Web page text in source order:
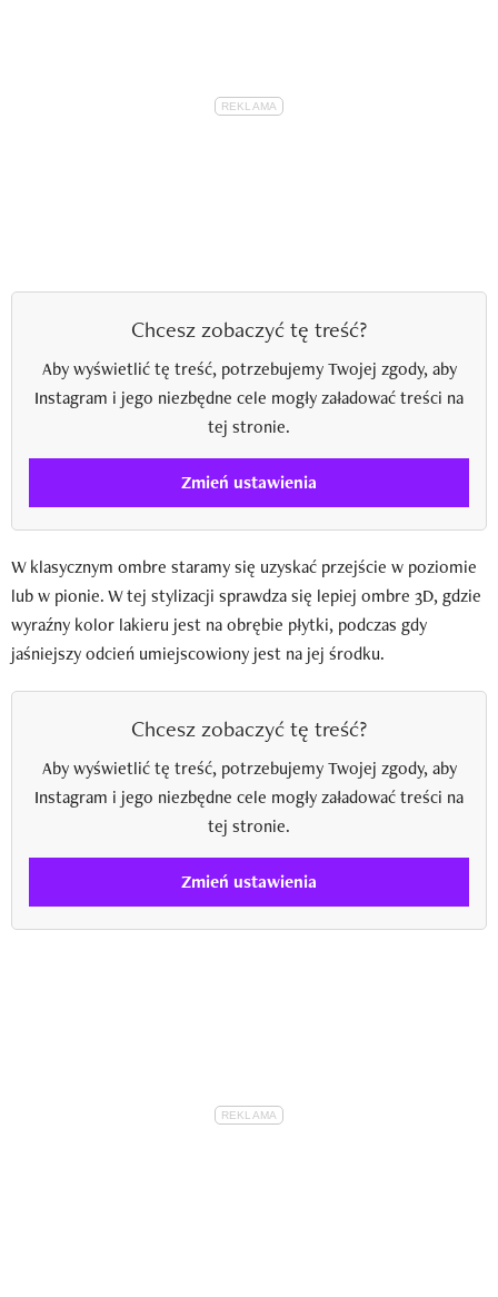
Chcesz zobaczyć tę treść?
Aby wyświetlić tę treść, potrzebujemy Twojej zgody, aby
Instagram i jego niezbędne cele mogły załadować treści na
tej stronie.
Zmień ustawienia
W klasycznym ombre staramy się uzyskać przejście w poziomie
lub w pionie. W tej stylizacji sprawdza się lepiej ombre 3D, gdzie
wyraźny kolor lakieru jest na obrębie płytki, podczas gdy
jaśniejszy odcień umiejscowiony jest na jej środku.
Chcesz zobaczyć tę treść?
Aby wyświetlić tę treść, potrzebujemy Twojej zgody, aby
Instagram i jego niezbędne cele mogły załadować treści na
tej stronie.
Zmień ustawienia